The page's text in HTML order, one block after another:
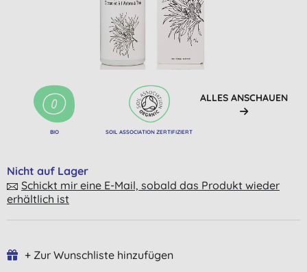
BIO SOIL ASSOCIATION ZERTIFIZIERT
ALLES ANSCHAUEN
Nicht auf Lager
Schickt mir eine E-Mail, sobald das Produkt wieder
erhältlich ist
+ Zur Wunschliste hinzufügen